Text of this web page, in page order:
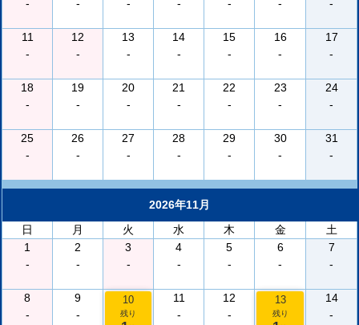
-
-
-
-
-
-
-
11
-
12
-
13
-
14
-
15
-
16
-
17
-
18
-
19
-
20
-
21
-
22
-
23
-
24
-
25
-
26
-
27
-
28
-
29
-
30
-
31
-
2026年11月
日
月 火 水 木 金
土
1
-
2
-
3
-
4
-
5
-
6
-
7
-
8
-
9
-
10
残り
11
-
12
-
13
残り
14
-